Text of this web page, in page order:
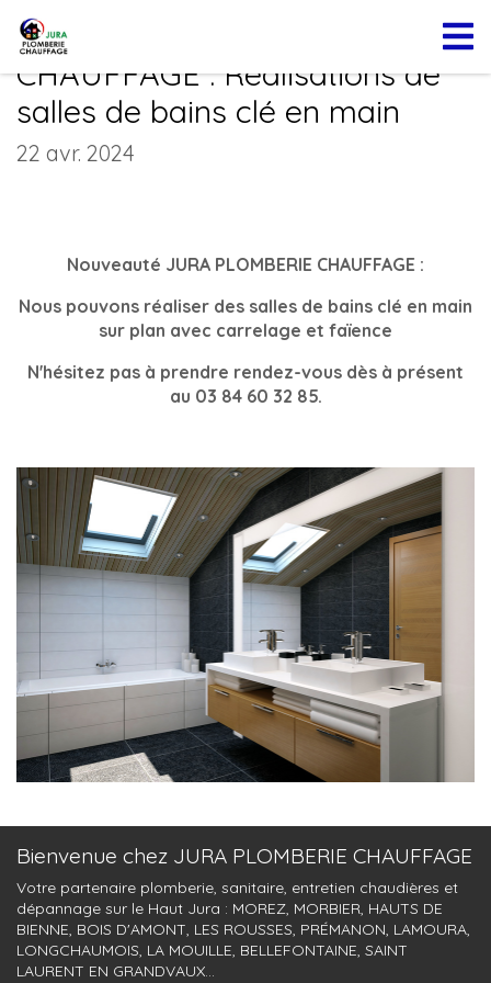
Nouveauté JURA PLOMBERIE
CHAUFFAGE : Réalisations de
salles de bains clé en main
22 avr. 2024
Nouveauté JURA PLOMBERIE CHAUFFAGE :
Nous pouvons réaliser des salles de bains clé en main
sur plan avec carrelage et faïence
N'hésitez pas à prendre rendez-vous dès à présent
au 03 84 60 32 85.
Bienvenue chez JURA PLOMBERIE CHAUFFAGE
Votre partenaire plomberie, sanitaire, entretien chaudières et
dépannage sur le Haut Jura : MOREZ, MORBIER, HAUTS DE
BIENNE, BOIS D'AMONT, LES ROUSSES, PRÉMANON, LAMOURA,
LONGCHAUMOIS, LA MOUILLE, BELLEFONTAINE, SAINT
LAURENT EN GRANDVAUX...